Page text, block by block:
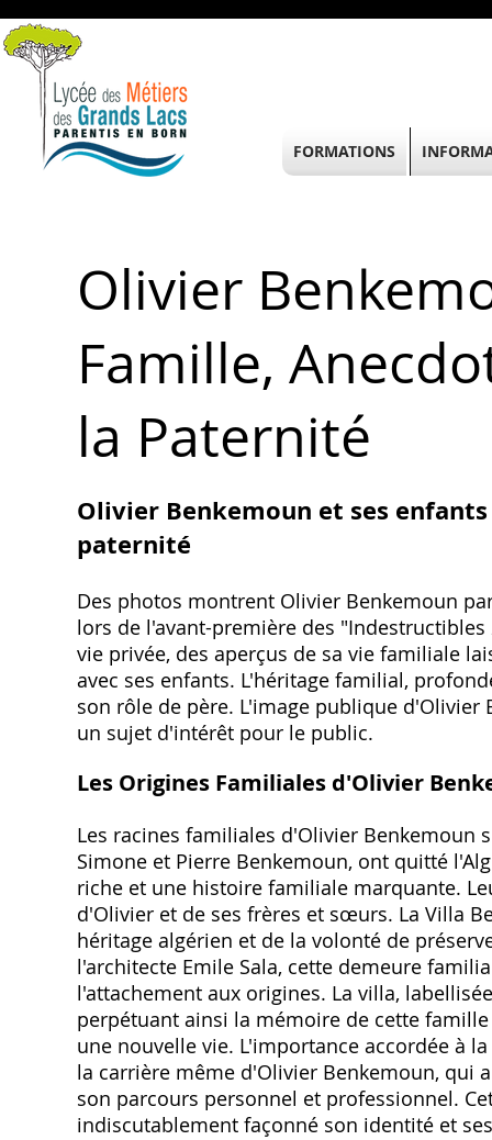
Olivier
Famille,
la Paternité
Olivier Benkemoun et ses
paternité
Des photos montrent Olivier Benkemoun
lors de l'avant-première des
vie privée, des aperçus de sa vie familiale
avec ses enfants. L'héritage familial,
son rôle de père. L'image publique
un sujet d'intérêt pour le public.
Les Origines Familiales d'Olivier
Les racines familiales d'Olivier Benkemoun
Simone et Pierre Benkemoun, ont quitté
riche et une histoire familiale marquante.
d'Olivier et de ses frères et sœurs. La Villa
héritage algérien et de la volonté de
l'architecte Emile Sala, cette demeure
l'attachement aux origines. La villa,
perpétuant ainsi la mémoire de cette
une nouvelle vie. L'importance accordée à
la carrière même d'Olivier Benkemoun, qui
son parcours personnel et professionnel.
indiscutablement façonné son identité et
FORMATIONS